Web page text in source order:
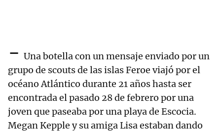
- Una botella con un mensaje enviado por un
grupo de scouts de las islas Feroe viajó por el
océano Atlántico durante 21 años hasta ser
encontrada el pasado 28 de febrero por una
joven que paseaba por una playa de Escocia.
Megan Kepple y su amiga Lisa estaban dando